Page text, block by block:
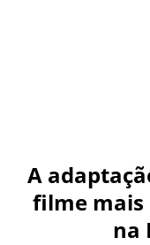
A
filme mais
na